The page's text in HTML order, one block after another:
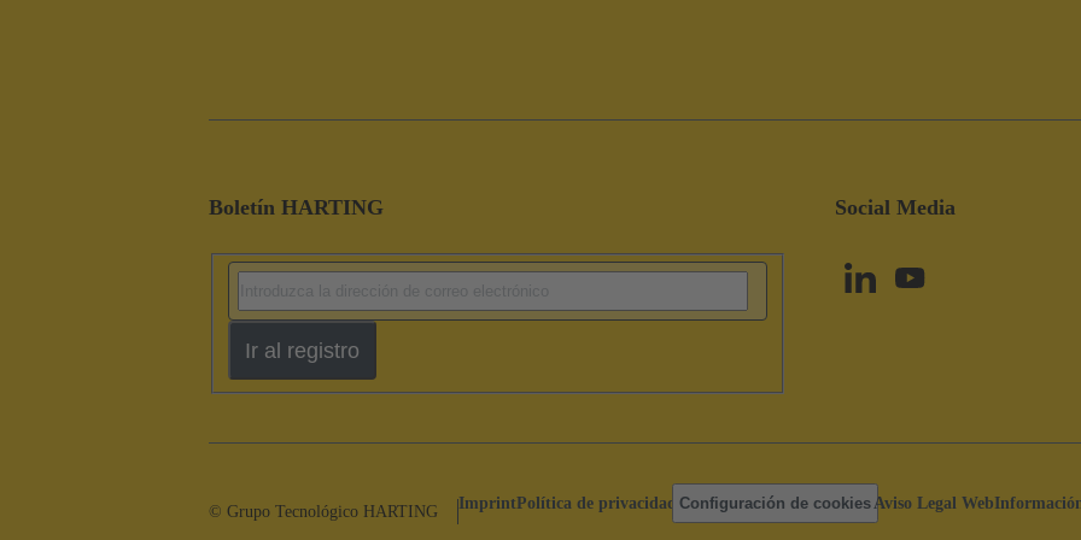
Boletín HARTING
Ir al registro
Social Media
© Grupo Tecnológico HARTING ImprintPolítica de privacidad Configuración de cookiesAviso Legal Web